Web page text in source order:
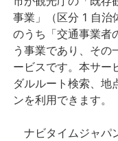
事業」（区分 1 自治
のうち「交通事業者
う事業であり、その
ービスです。本サー
ダルルート検索、地
ンを利用できます。
ナビタイムジャパ